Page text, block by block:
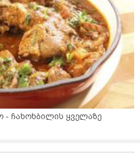
- ჩახოხბილის ყველაზე